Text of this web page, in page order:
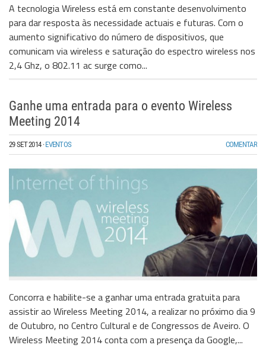
A tecnologia Wireless está em constante desenvolvimento
para dar resposta às necessidade actuais e futuras. Com o
aumento significativo do número de dispositivos, que
comunicam via wireless e saturação do espectro wireless nos
2,4 Ghz, o 802.11 ac surge como...
Ganhe uma entrada para o evento Wireless
Meeting 2014
29 SET 2014·EVENTOS COMENTAR
Concorra e habilite-se a ganhar uma entrada gratuita para
assistir ao Wireless Meeting 2014, a realizar no próximo dia 9
de Outubro, no Centro Cultural e de Congressos de Aveiro. O
Wireless Meeting 2014 conta com a presença da Google,...